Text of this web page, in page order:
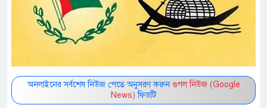
অনলাইনের সর্বশেষ নিউজ পেতে অনুসরণ করুন গুগল নিউজ (Google
News) ফিডটি